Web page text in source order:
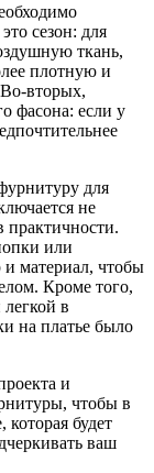
сезон: для
ткань,
плотную и
вторых,
фасона: если у
для
не
практичности.
или
материал, чтобы
Кроме того,
в
на платье было
и
чтобы в
будет
ваш